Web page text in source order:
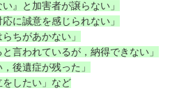
』と加害者が譲らない」
に誠意を感じられない」
ちがあかない」
言われているが，納得できない」
後遺症が残った」
をしたい」など